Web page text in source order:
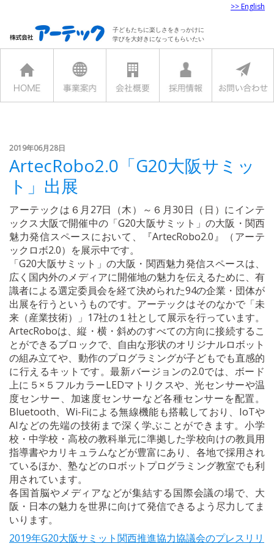
>> English
子どもたちに楽しさをきっかけに
学びを大好きになってもらいたい
2019年06月28日
ArtecRobo2.0「G20大阪サミッ
ト」出展
アーテックは６月27日（木）～６月30日（日）にインテ
ックス大阪で開催中の「G20大阪サミット」の大阪・関西
魅力発信スペースにおいて、『ArtecRobo2.0』（アーテ
ックロボ2.0）を展示中です。
「G20大阪サミット」の大阪・関西魅力発信スペースは、
広く国内外のメディアに開催地の魅力を伝えるために、有
識者による選定委員会を経て決められた94の企業・団体が
出展を行うというものです。アーテックはそのなかで「未
来（産業技術）」17社の１社として展示を行っています。
ArtecRoboは、縦・横・斜めのすべての方向に接続するこ
とができるブロックで、自由な形状のオリジナルロボット
の組み立てや、動作のプログラミングが子どもでも直感的
に行えるキットです。最新バージョンの2.0では、ボード
上に５×５フルカラーLEDマトリクスや、光センサーや温
度センサー、加速度センサーなど各種センサーを配置。
Bluetooth、Wi-Fiによる無線機能も搭載しており、IoTや
AIなどの先端の技術まで深く学ぶことができます。小学
校・中学校・高校の教科単元に準拠した学校向けの教員用
指導書やカリキュラムなどが豊富にあり、各地で採用され
ているほか、塾などのロボットプログラミング教室でも利
用されています。
各国首脳やメディアなどが集結する国際会議の場で、大
阪・日本の魅力を世界に向けて発信できるよう尽力してま
いります。
2019年G20大阪サミット関西推進協力協議会のプレスリリ